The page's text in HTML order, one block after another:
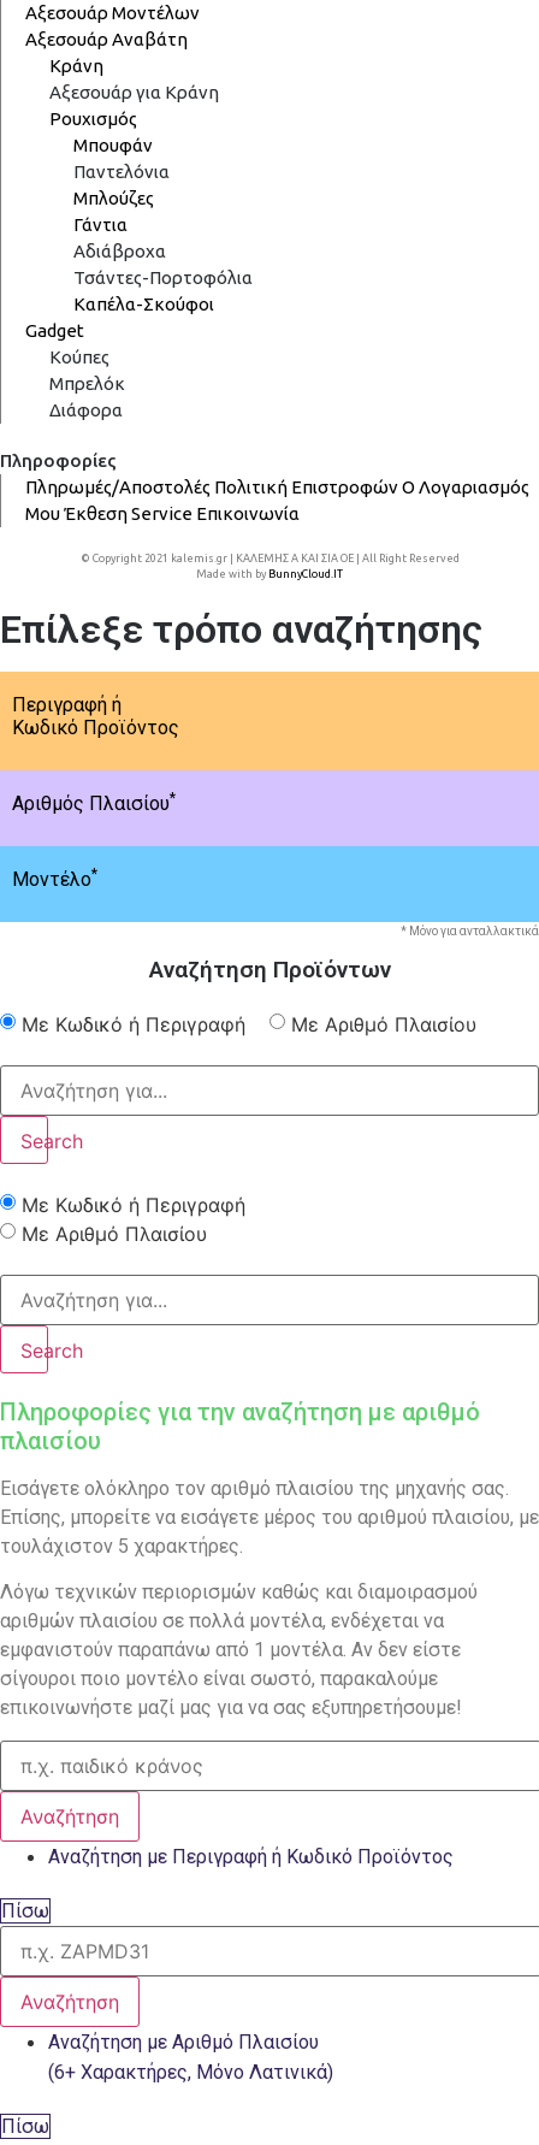
Αξεσουάρ Μοντέλων
Αξεσουάρ Αναβάτη
Κράνη
Αξεσουάρ για Κράνη
Ρουχισμός
Μπουφάν
Παντελόνια
Μπλούζες
Γάντια
Αδιάβροχα
Τσάντες-Πορτοφόλια
Καπέλα-Σκούφοι
Gadget
Κούπες
Μπρελόκ
Διάφορα
Πληροφορίες
Πληρωμές/Αποστολές Πολιτική ΕπιστροφώνΟ Λογαριασμός
ΜουΈκθεσηService Επικοινωνία
© Copyright 2021 kalemis.gr | ΚΑΛΕΜΗΣ Α ΚΑΙ ΣΙΑ ΟΕ | All Right Reserved
Made with by BunnyCloud.IT
Επίλεξε τρόπο αναζήτησης
Περιγραφή ή
Κωδικό Προϊόντος
Αριθμός Πλαισίου*
Μοντέλο*
* Μόνο για ανταλλακτικά
Αναζήτηση Προϊόντων
Με Κωδικό ή Περιγραφή Με Αριθμό Πλαισίου
Search
Με Κωδικό ή Περιγραφή
Με Αριθμό Πλαισίου
Search
Πληροφορίες για την αναζήτηση με αριθμό
πλαισίου
Εισάγετε ολόκληρο τον αριθμό πλαισίου της μηχανής σας.
Επίσης, μπορείτε να εισάγετε μέρος του αριθμού πλαισίου, με
τουλάχιστον 5 χαρακτήρες.
Λόγω τεχνικών περιορισμών καθώς και διαμοιρασμού
αριθμών πλαισίου σε πολλά μοντέλα, ενδέχεται να
εμφανιστούν παραπάνω από 1 μοντέλα. Αν δεν είστε
σίγουροι ποιο μοντέλο είναι σωστό, παρακαλούμε
επικοινωνήστε μαζί μας για να σας εξυπηρετήσουμε!
Αναζήτηση
Αναζήτηση με Περιγραφή ή Κωδικό Προϊόντος
Πίσω
Αναζήτηση
Αναζήτηση με Αριθμό Πλαισίου
(6+ Χαρακτήρες, Μόνο Λατινικά)
Πίσω